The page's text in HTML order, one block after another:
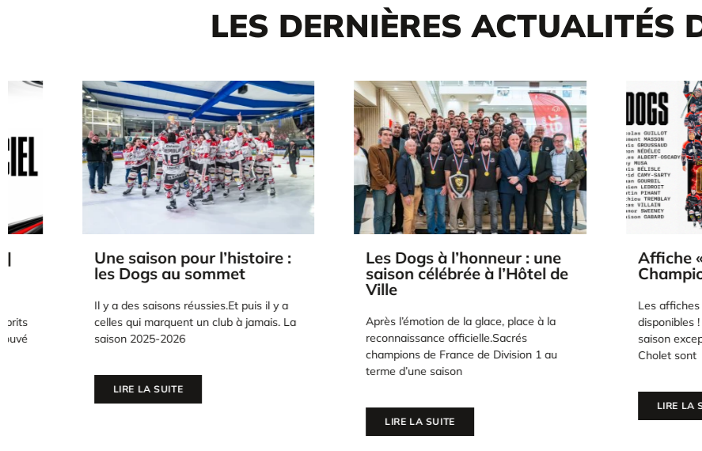
LES DERNIÈRES ACTUALITÉS
Une saison pour l’histoire :
les Dogs au sommet
Il y a des saisons réussies.Et puis il y a
celles qui marquent un club à jamais. La
saison 2025-2026
Les Dogs à l’honneur : une
saison célébrée à l’Hôtel de
Après l’émotion de la glace, place à la
reconnaissance officielle.Sacrés
champions de France de Division 1 au
terme d’une saison
Affiche « Dogs de
Champions de
Les affiches «
disponibles ! Ils l’ont
saison exceptionnelle, les